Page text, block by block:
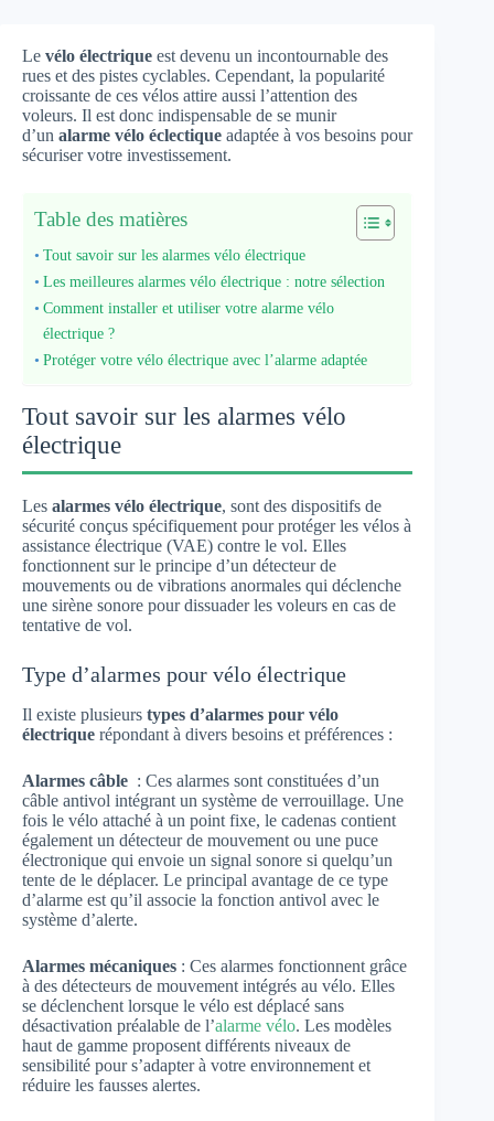
Le vélo électrique est devenu un incontournable des
rues et des pistes cyclables. Cependant, la popularité
croissante de ces vélos attire aussi l’attention des
voleurs. Il est donc indispensable de se munir
d’un alarme vélo éclectique adaptée à vos besoins pour
sécuriser votre investissement.
Table des matières
Tout savoir sur les alarmes vélo électrique
Les meilleures alarmes vélo électrique : notre sélection
Comment installer et utiliser votre alarme vélo
électrique ?
Protéger votre vélo électrique avec l’alarme adaptée
Tout savoir sur les alarmes vélo
électrique
Les alarmes vélo électrique, sont des dispositifs de
sécurité conçus spécifiquement pour protéger les vélos à
assistance électrique (VAE) contre le vol. Elles
fonctionnent sur le principe d’un détecteur de
mouvements ou de vibrations anormales qui déclenche
une sirène sonore pour dissuader les voleurs en cas de
tentative de vol.
Type d’alarmes pour vélo électrique
Il existe plusieurs types d’alarmes pour vélo
électrique répondant à divers besoins et préférences :
Alarmes câble : Ces alarmes sont constituées d’un
câble antivol intégrant un système de verrouillage. Une
fois le vélo attaché à un point fixe, le cadenas contient
également un détecteur de mouvement ou une puce
électronique qui envoie un signal sonore si quelqu’un
tente de le déplacer. Le principal avantage de ce type
d’alarme est qu’il associe la fonction antivol avec le
système d’alerte.
Alarmes mécaniques : Ces alarmes fonctionnent grâce
à des détecteurs de mouvement intégrés au vélo. Elles
se déclenchent lorsque le vélo est déplacé sans
désactivation préalable de l’alarme vélo. Les modèles
haut de gamme proposent différents niveaux de
sensibilité pour s’adapter à votre environnement et
réduire les fausses alertes.